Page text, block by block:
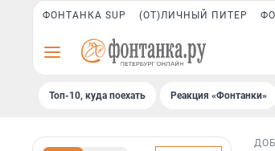
ФОНТАНКА SUP (ОТ)ЛИЧНЫЙ ПИТЕР
Топ-10, куда поехать Реакция «Фонтанки»